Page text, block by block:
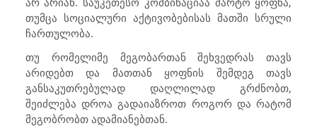
თუმცა სოციალური აქტივობებისას მათში სრული
ჩართულობა.
თუ რომელიმე მეგობართან შეხვედრას თავს
არიდებთ და მათთან ყოფნის შემდეგ თავს
განსაკუთრებულად დაღლილად გრძნობთ,
შეიძლება დროა გადაიაზროთ როგორ და რატომ
მეგობრობთ ადამიანებთან.